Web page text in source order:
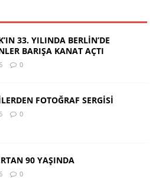
33. YILINDA BERLİN’DE
BARIŞA KANAT AÇTI
0
FOTOĞRAF SERGİSİ
0
90 YAŞINDA
0